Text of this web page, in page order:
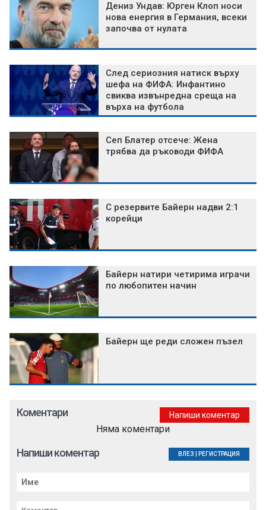
Дениз Ундав: Юрген Клоп носи
нова енергия в Германия, всеки
започва от нулата
След сериозния натиск върху
шефа на ФИФА: Инфантино
свиква извънредна среща на
върха на футбола
Сеп Блатер отсече: Жена
трябва да ръководи ФИФА
С резервите Байерн надви 2:1
корейци
Байерн натири четирима играчи
по любопитен начин
Байерн ще реди сложен пъзел
Коментари Напиши коментар
Няма коментари
Напиши коментар ВЛЕЗ РЕГИСТРАЦИЯ